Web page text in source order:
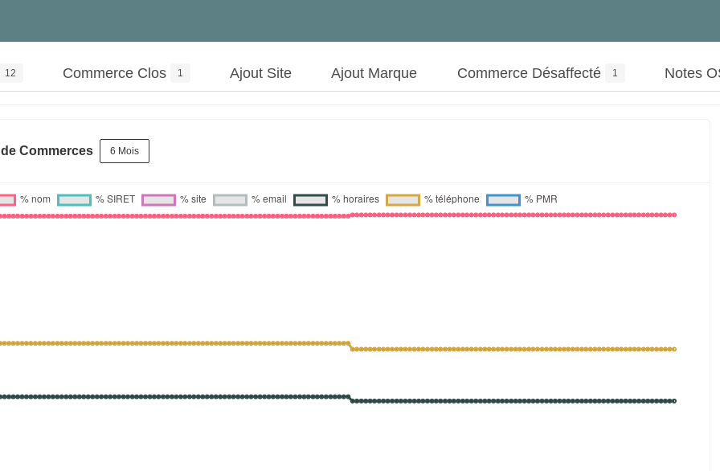
12 Commerce Clos 1 Ajout Site Ajout Marque Commerce Désaffecté 1 Notes
Commerces 6 Mois